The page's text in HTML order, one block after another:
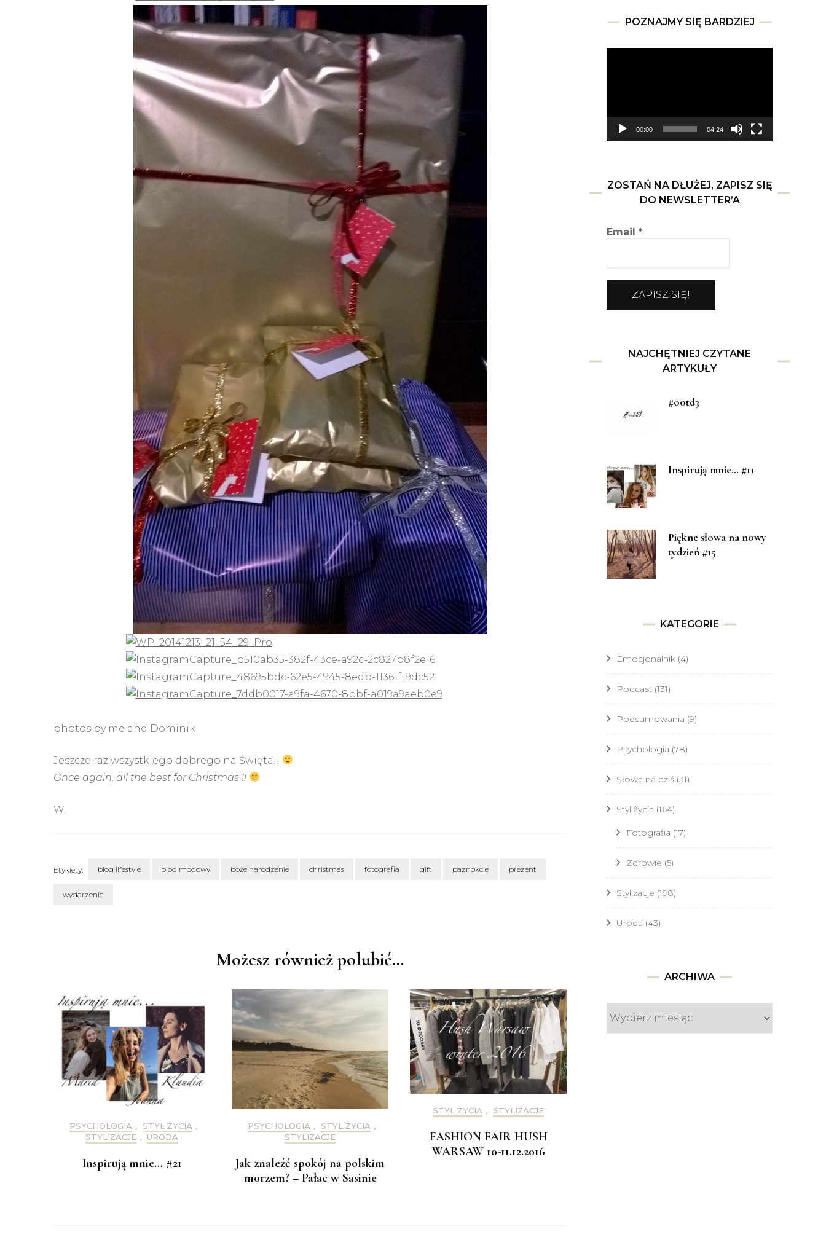
photos by me and Dominik
Jeszcze raz wszystkiego dobrego na Święta!!
Once again, all the best for Christmas !!
W.
Etykiety: blog lifestyle blog modowy boże narodzenie christmas fotografia gift paznokcie prezent
wydarzenia
Możesz również polubić…
PSYCHOLOGIA , STYL ŻYCIA ,
STYLIZACJE , URODA
Inspirują mnie… #21
PSYCHOLOGIA , STYL ŻYCIA ,
STYLIZACJE
Jak znaleźć spokój na polskim
morzem? – Pałac w Sasinie
STYL ŻYCIA , STYLIZACJE
FASHION FAIR HUSH
WARSAW 10-11.12.2016
POZNAJMY SIĘ BARDZIEJ
00:00 04:24
ZOSTAŃ NA DŁUŻEJ, ZAPISZ SIĘ
DO NEWSLETTER’A
Email *
NAJCHĘTNIEJ CZYTANE
ARTYKUŁY
#ootd3
Inspirują mnie… #11
Piękne słowa na nowy
tydzień #15
KATEGORIE
Emocjonalnik (4)
Podcast (131)
Podsumowania (9)
Psychologia (78)
Słowa na dziś (31)
Styl życia (164)
Fotografia (17)
Zdrowie (5)
Stylizacje (198)
Uroda (43)
ARCHIWA
Archiwa